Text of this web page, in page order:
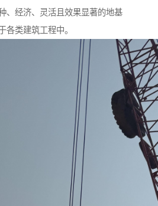
、经济、灵活且效果显著的地基
各类建筑工程中。